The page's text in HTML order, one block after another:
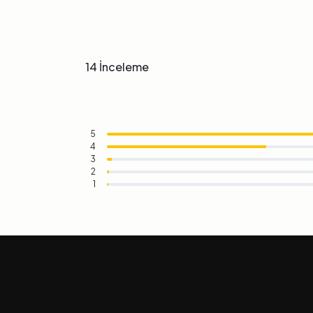
14 İnceleme
5
4
3
2
1